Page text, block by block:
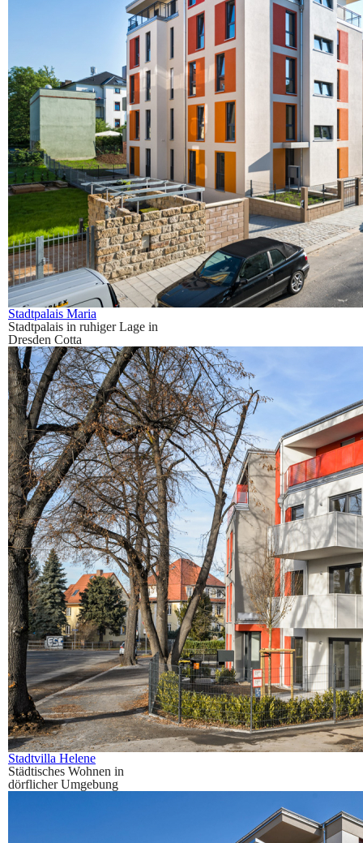
Stadtpalais Maria
Stadtpalais in ruhiger Lage in
Dresden Cotta
Stadtvilla Helene
Städtisches Wohnen in
dörflicher Umgebung